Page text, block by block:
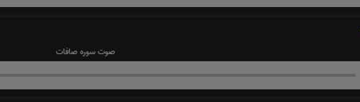
صوت سوره صافات